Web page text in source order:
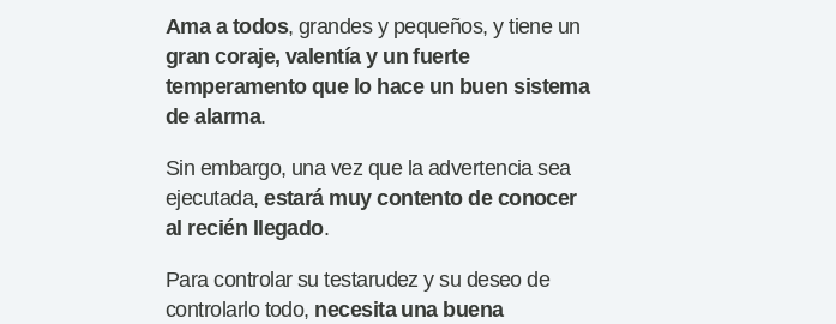
Ama a todos, grandes y pequeños, y tiene un
gran coraje, valentía y un fuerte
temperamento que lo hace un buen sistema
de alarma.
Sin embargo, una vez que la advertencia sea
ejecutada,estará muy contento de conocer
al recién llegado.
Para controlar su testarudez y su deseo de
controlarlo todo, necesita una buena